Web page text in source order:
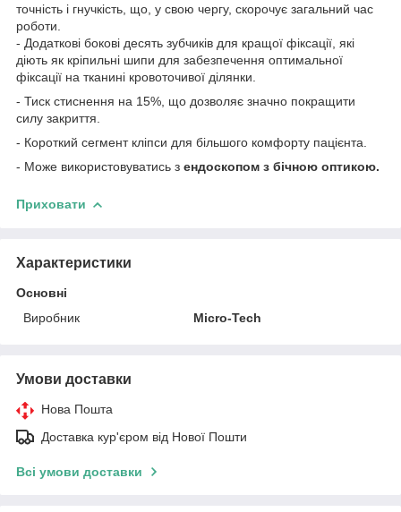
точність і гнучкість, що, у свою чергу, скорочує загальний час
роботи.
- Додаткові бокові десять зубчиків для кращої фіксації, які
діють як кріпильні шипи для забезпечення оптимальної
фіксації на тканині кровоточивої ділянки.
- Тиск стиснення на 15%, що дозволяє значно покращити
силу закриття.
- Короткий сегмент кліпси для більшого комфорту пацієнта.
- Може використовуватись з ендоскопом з бічною оптикою.
Приховати
Характеристики
Основні
Виробник
Micro-Tech
Умови доставки
Нова Пошта
Доставка кур'єром від Нової Пошти
Всі умови доставки